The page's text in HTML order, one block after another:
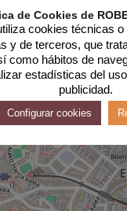
de Cookies de
cookies técnicas
y de terceros, que
como hábitos de
estadísticas del
publicidad.
Configurar cookies